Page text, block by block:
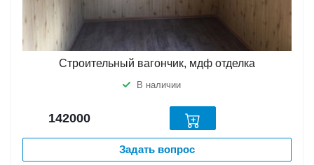
Строительный вагончик, мдф отделка
В наличии
142000
Задать вопрос